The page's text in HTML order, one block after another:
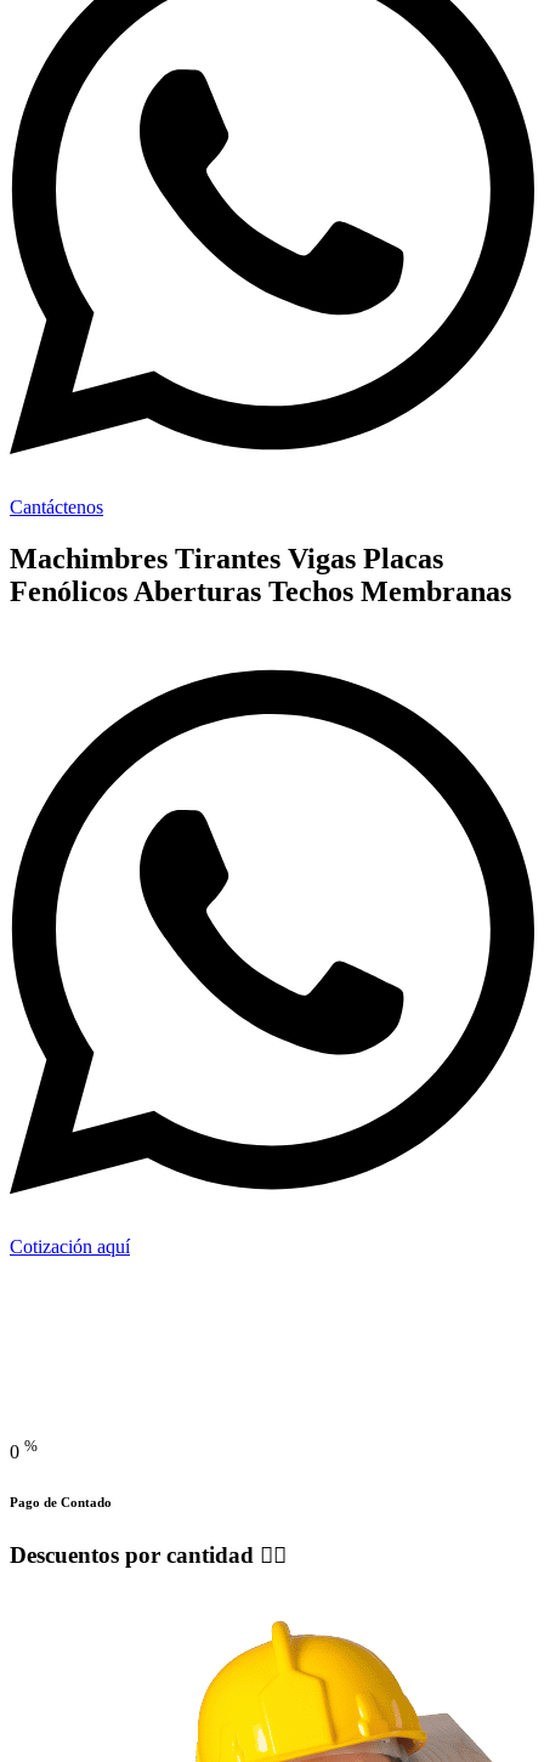
Cantáctenos
Machimbres Tirantes Vigas Placas
Fenólicos Aberturas Techos Membranas
Cotización aquí
0 %
Pago de Contado
Descuentos por cantidad 👍🏽